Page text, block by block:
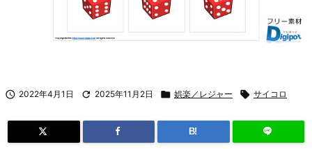
 2022年4月1日  2025年11月2日  娯楽／レジャー  サイコロ
B!